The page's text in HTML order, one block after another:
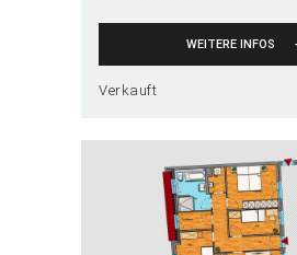
WEITERE INFOS
Verkauft